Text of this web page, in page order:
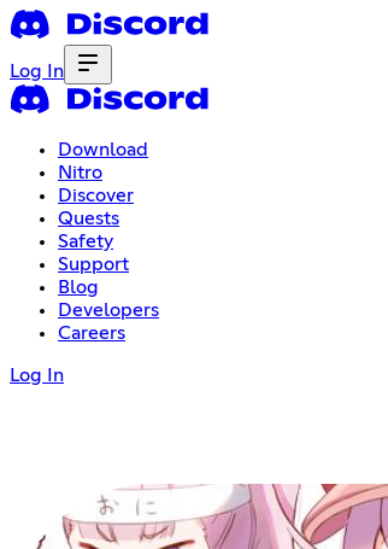
Log In
Download
Nitro
Discover
Quests
Safety
Support
Blog
Developers
Careers
Log In